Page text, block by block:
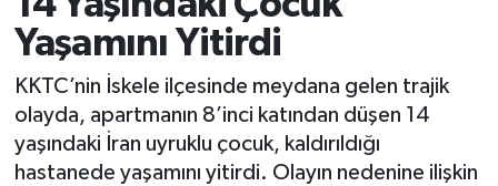
Yaşamını Yitirdi
KKTC’nin İskele ilçesinde meydana gelen trajik
olayda, apartmanın 8’inci katından düşen 14
yaşındaki İran uyruklu çocuk, kaldırıldığı
hastanede yaşamını yitirdi. Olayın nedenine ilişkin
Mevzuat